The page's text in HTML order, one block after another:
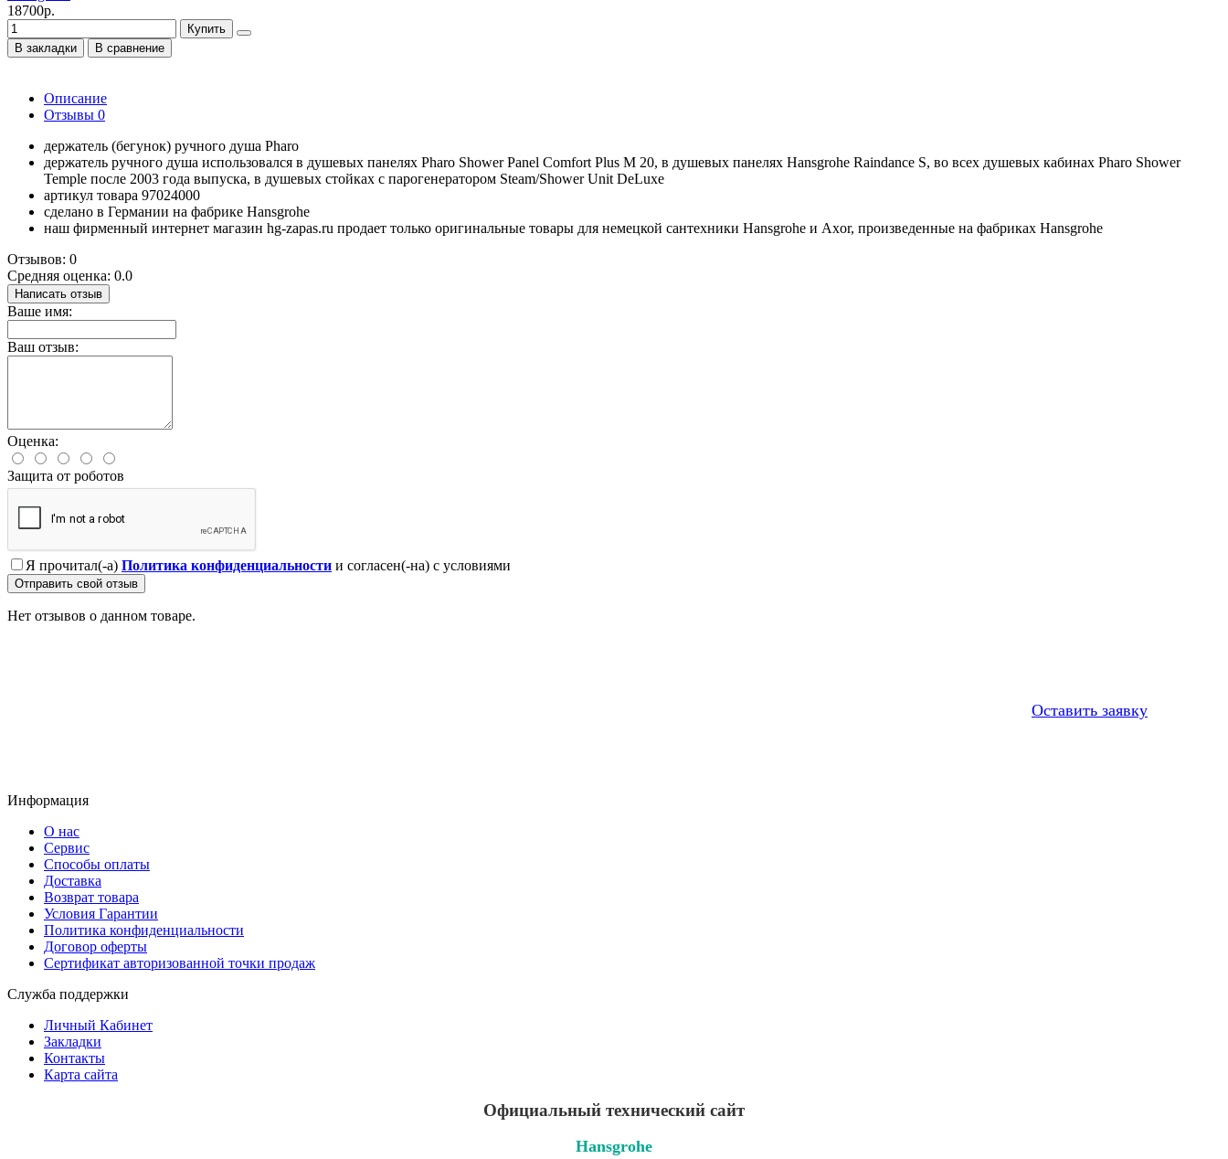
18700р.
Купить
В закладки
В сравнение
Описание
Отзывы 0
держатель (бегунок) ручного душа Pharo
держатель ручного душа использовался в душевых панелях Pharo Shower Panel Comfort Plus M 20, в душевых панелях Hansgrohe Raindance S, во всех душевых кабинах Pharo Shower
Temple после 2003 года выпуска, в душевых стойках с парогенератором Steam/Shower Unit DeLuxe
артикул товара 97024000
сделано в Германии на фабрике Hansgrohe
наш фирменный интернет магазин hg-zapas.ru продает только оригинальные товары для немецкой сантехники Hansgrohe и Axor, произведенные на фабриках Hansgrohe
Отзывов: 0
Средняя оценка: 0.0
Написать отзыв
Ваше имя:
Ваш отзыв:
Оценка:
Защита от роботов
Я прочитал(-а) Политика конфиденциальности и согласен(-на) с условиями
Отправить свой отзыв
Нет отзывов о данном товаре.
Оставить заявку
Информация
О нас
Сервис
Способы оплаты
Доставка
Возврат товара
Условия Гарантии
Политика конфиденциальности
Договор оферты
Сертификат авторизованной точки продаж
Служба поддержки
Личный Кабинет
Закладки
Контакты
Карта сайта
Официальный технический сайт
Hansgrohe